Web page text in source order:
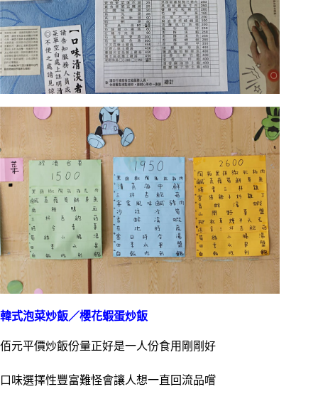
韓式泡菜炒飯／櫻花蝦蛋炒飯
佰元平價炒飯份量正好是一人份食用剛剛好
口味選擇性豐富難怪會讓人想一直回流品嚐